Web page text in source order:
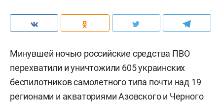
Минувшей ночью российские средства ПВО
перехватили и уничтожили 605 украинских
беспилотников самолетного типа почти над 19
регионами и акваториями Азовского и Черного